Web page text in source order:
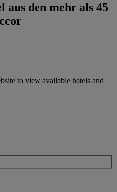
aus den mehr als 45
to view available hotels and